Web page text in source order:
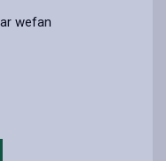
wefan